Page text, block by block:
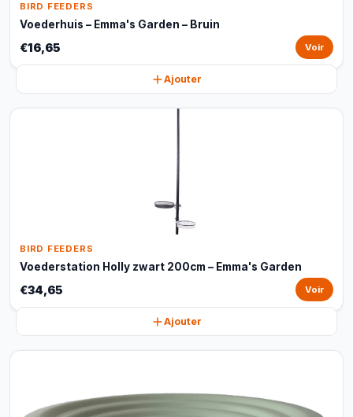
BIRD FEEDERS
Voederhuis – Emma's Garden – Bruin
€16,65 Voir
Ajouter
BIRD FEEDERS
Voederstation Holly zwart 200cm – Emma's Garden
€34,65 Voir
Ajouter